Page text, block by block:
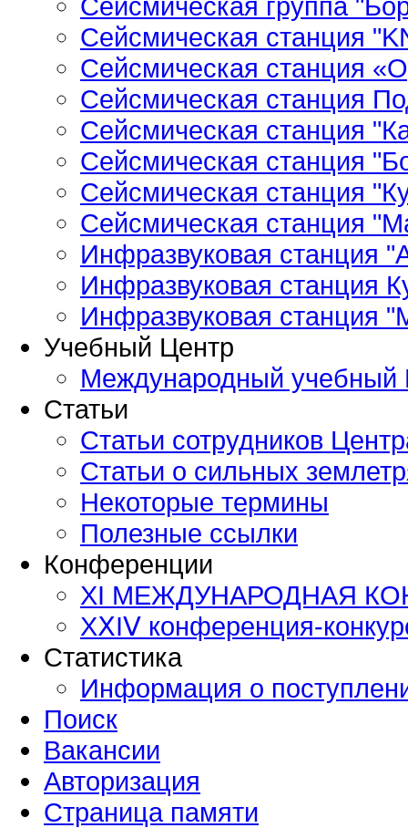
Сейсмическая станция
Сейсмическая станция
Сейсмическая станция
Сейсмическая станция
Сейсмическая станция
Сейсмическая станция
Сейсмическая станция
Инфразвуковая станция
Инфразвуковая станция
Инфразвуковая станция
Учебный Центр
Международный
Статьи
Статьи сотрудников
Статьи о сильных
Некоторые термины
Полезные ссылки
Конференции
XI МЕЖДУНАРОДНАЯ
ХⅩΙⅤ конференция-
Статистика
Информация о
Поиск
Вакансии
Авторизация
Страница памяти